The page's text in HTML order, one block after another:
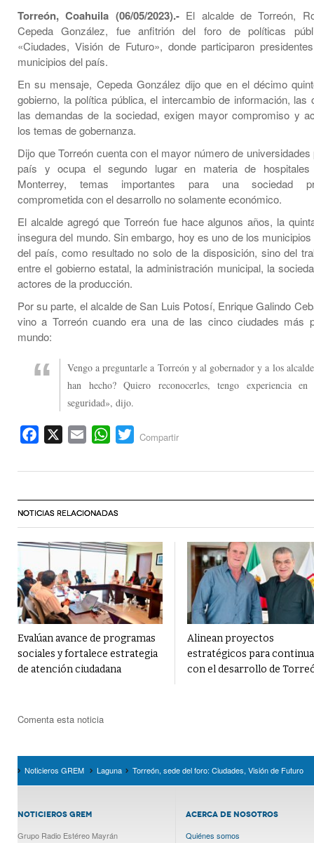
Torreón, Coahuila (06/05/2023).-El alcalde de Torreón,
Cepeda González, fue anfitrión del foro de políticas
«Ciudades, Visión de Futuro», donde participaron
municipios del país.
En su mensaje, Cepeda González dijo que en el décimo
gobierno, la política pública, el intercambio de información, las
las demandas de la sociedad, exigen mayor compromiso y
los temas de gobernanza.
Dijo que Torreón cuenta con el mayor número de universidades
país y ocupa el segundo lugar en materia de hospitales
Monterrey, temas importantes para una sociedad
comprometida con el desarrollo no solamente económico.
El alcalde agregó que Torreón fue hace algunos años, la
insegura del mundo. Sin embargo, hoy es uno de los
del país, como resultado no solo de la disposición, sino del
entre el gobierno estatal, la administración municipal, la
actores de la producción.
Por su parte, el alcalde de San Luis Potosí, Enrique Galindo
vino a Torreón cuando era una de las cinco ciudades más
mundo:
Vengo a preguntarle a Torreón y al gobernador y a los
han hecho? Quiero reconocerles, tengo experiencia
seguridad», dijo.
Facebook Email WhatsApp
Twitter
Compartir
NOTICIAS RELACIONADAS
Evalúan avance de programas
sociales y fortalece estrategia
de atención ciudadana
Alinean proyectos
estratégicos para
con el desarrollo de
Comenta esta noticia
Noticieros GREM Laguna Torreón, sede del foro: Ciudades, Visión de Futuro
NOTICIEROS GREM
Grupo Radio Estéreo Mayrán
ACERCA DE NOSOTROS
Quiénes somos